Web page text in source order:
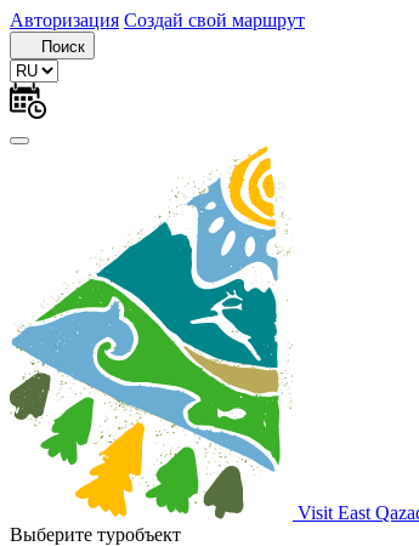
Авторизация Создай свой маршрут
Поиск
Visit East
Выберите туробъект